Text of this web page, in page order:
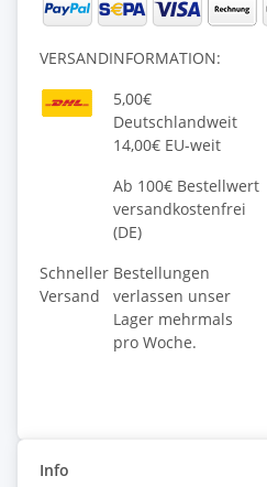
VERSANDINFORMATION:
5,00€
Deutschlandweit
14,00€ EU-weit
Ab 100€ Bestellwert
versandkostenfrei
(DE)
Schneller
Versand
Bestellungen
verlassen unser
Lager mehrmals
pro Woche.
Info